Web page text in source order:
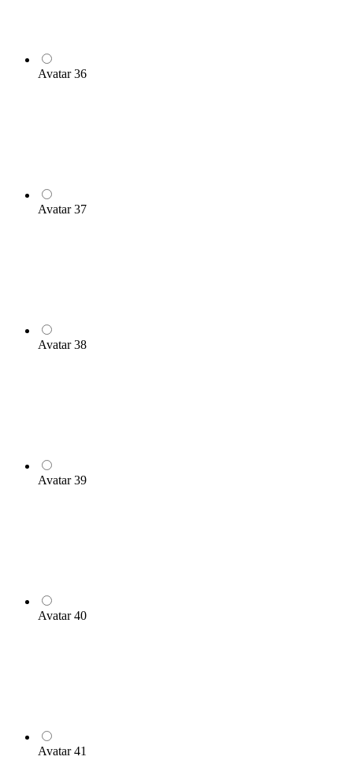
Avatar 36
Avatar 37
Avatar 38
Avatar 39
Avatar 40
Avatar 41